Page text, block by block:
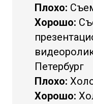
Плохо:
Хорошо:
Петербург
Плохо:
Хорошо: